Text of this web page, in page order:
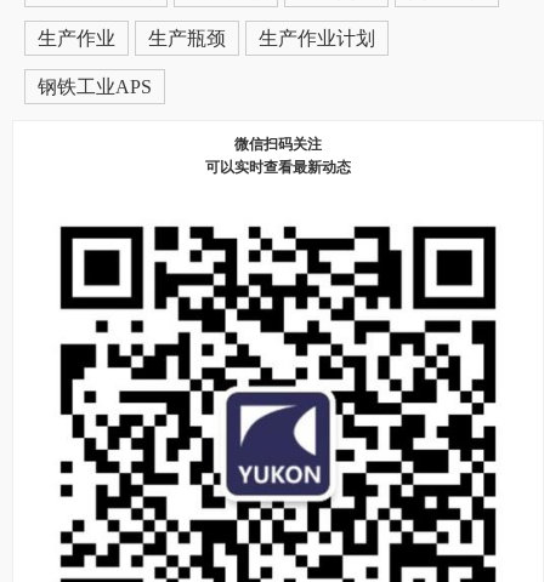
生产作业 生产瓶颈 生产作业计划
钢铁工业APS
微信扫码关注
可以实时查看最新动态